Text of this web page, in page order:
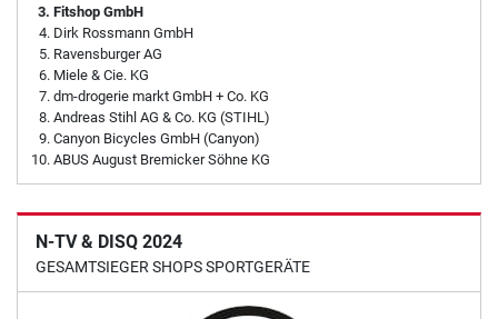
Fitshop GmbH
Dirk Rossmann GmbH
Ravensburger AG
Miele & Cie. KG
dm-drogerie markt GmbH + Co. KG
Andreas Stihl AG & Co. KG (STIHL)
Canyon Bicycles GmbH (Canyon)
ABUS August Bremicker Söhne KG
N-TV & DISQ 2024
GESAMTSIEGER SHOPS SPORTGERÄTE